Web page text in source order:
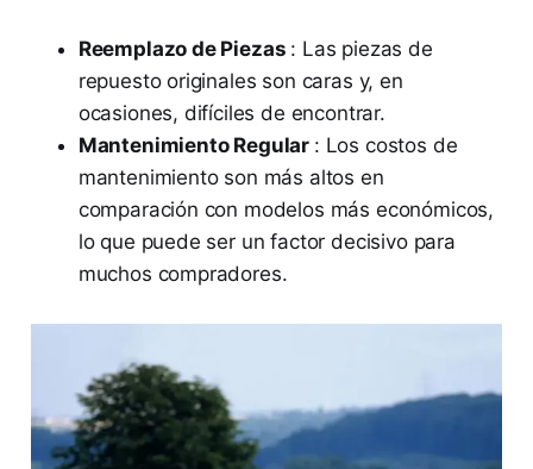
Reemplazo de Piezas : Las piezas de
repuesto originales son caras y, en
ocasiones, difíciles de encontrar.
Mantenimiento Regular : Los costos de
mantenimiento son más altos en
comparación con modelos más económicos,
lo que puede ser un factor decisivo para
muchos compradores.